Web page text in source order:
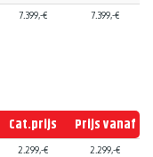
7.399,-€ 7.399,-€
Cat.prijs Prijs vanaf
2.299,-€ 2.299,-€